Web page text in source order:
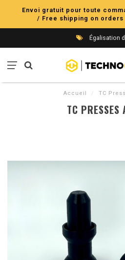
Envoi gratuit pour toute
/ Free shipping on orders
Égalisation
Accueil / TC
TC PRESSES